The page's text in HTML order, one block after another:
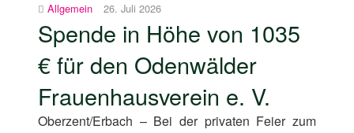
Allgemein 26. Juli 2026
Spende in Höhe von 1035
€ für den Odenwälder
Frauenhausverein e. V.
Oberzent/Erbach – Bei der privaten Feier zum